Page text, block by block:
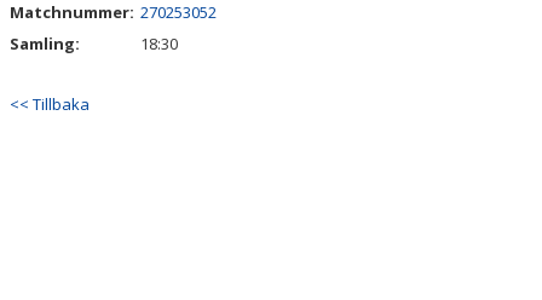
KONTAKT
Matchnummer: 270253052
Samling:
18:30
<< Tillbaka